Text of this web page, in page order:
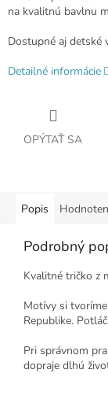
na kvalitnú bavlnu
Dostupné aj detské
Detailné informácie
OPÝTAŤ SA
Popis
Podrobný
Kvalitné tričko z
Motívy si
Republike.
Pri správnom
dopraje dlhú